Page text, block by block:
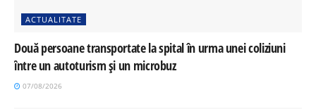
ACTUALITATE
Două persoane transportate la spital în urma unei coliziuni
între un autoturism și un microbuz
07/08/2026